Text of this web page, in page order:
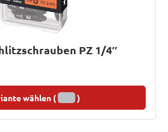
PZ 1/4″
wählen ( )